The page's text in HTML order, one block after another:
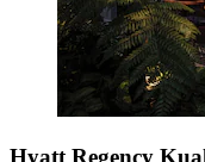
Hyatt Regency